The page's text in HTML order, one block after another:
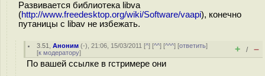
Развивается библиотека libva
(http://www.freedesktop.org/wiki/Software/vaapi), конечно
путаницы с libav не избежать.
3.51 ,Аноним (-), 21:06, 15/03/2011 [^] [^^] [^^^] [ответить]
[к модератору] + / –
По вашей ссылке в гстримере они